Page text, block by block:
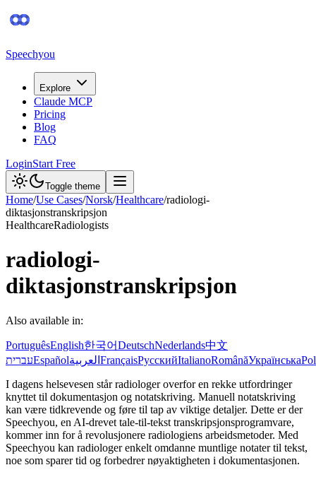
Speechyou
Explore
Claude MCP
Pricing
Blog
FAQ
LoginStart Free
Toggle theme
Home/Use Cases/Norsk/Healthcare/radiologi-
diktasjonstranskripsjon
HealthcareRadiologists
radiologi-
diktasjonstranskripsjon
Also available in:
PortuguêsEnglish한국어DeutschNederlands中文
עבריתEspañolالعربية FrançaisРусскийItalianoRomânăУкраїнська
I dagens helsevesen står radiologer overfor en rekke utfordringer
knyttet til dokumentasjon og notatskriving. Manuell notatskriving
kan være tidkrevende og føre til tap av viktige detaljer. Dette er der
Speechyou, en AI-drevet tale-til-tekst transkripsjonsprogramvare,
kommer inn for å revolusjonere radiologiens arbeidsmetoder. Med
Speechyou kan radiologer enkelt omdanne muntlige notater til tekst,
noe som sparer tid og forbedrer nøyaktigheten i dokumentasjonen.